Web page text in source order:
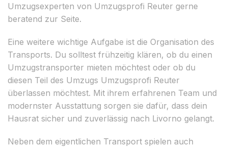
Umzugsexperten von Umzugsprofi Reuter gerne
beratend zur Seite.
Eine weitere wichtige Aufgabe ist die Organisation des
Transports. Du solltest frühzeitig klären, ob du einen
Umzugstransporter mieten möchtest oder ob du
diesen Teil des Umzugs Umzugsprofi Reuter
überlassen möchtest. Mit ihrem erfahrenen Team und
modernster Ausstattung sorgen sie dafür, dass dein
Hausrat sicher und zuverlässig nach Livorno gelangt.
Neben dem eigentlichen Transport spielen auch